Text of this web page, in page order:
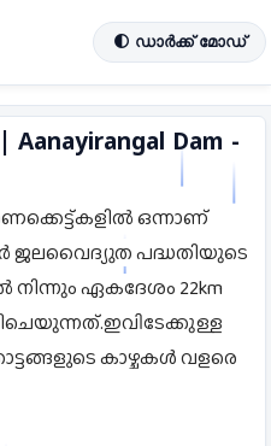
🌓 ഡാർക്ക് മോഡ്
Dam -
ഒന്നാണ്
ജലവൈദ്യുത പദ്ധതിയുടെ
ഏകദേശം 22km
കാഴ്ചകൾ വളരെ